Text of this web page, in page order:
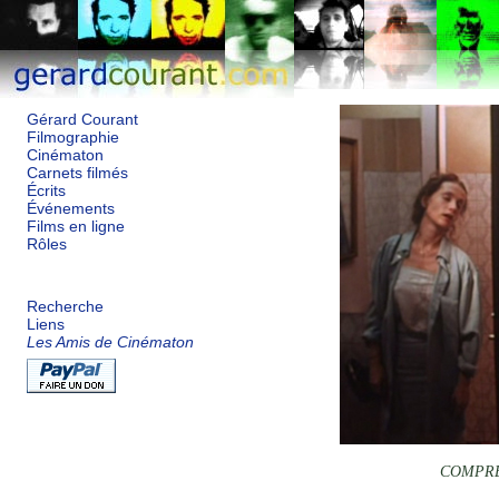
Gérard Courant
Filmographie
Cinématon
Carnets filmés
Écrits
Événements
Films en ligne
Rôles
Recherche
Liens
Les Amis de Cinématon